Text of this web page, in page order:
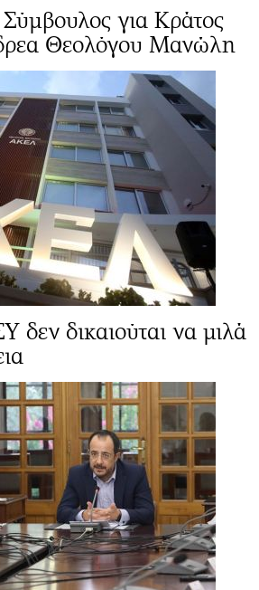
για Κράτος
Θεολόγου Μανώλη
δικαιούται να μιλά